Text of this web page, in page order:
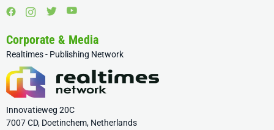
Corporate & Media
Realtimes - Publishing Network
Innovatieweg 20C
7007 CD, Doetinchem, Netherlands